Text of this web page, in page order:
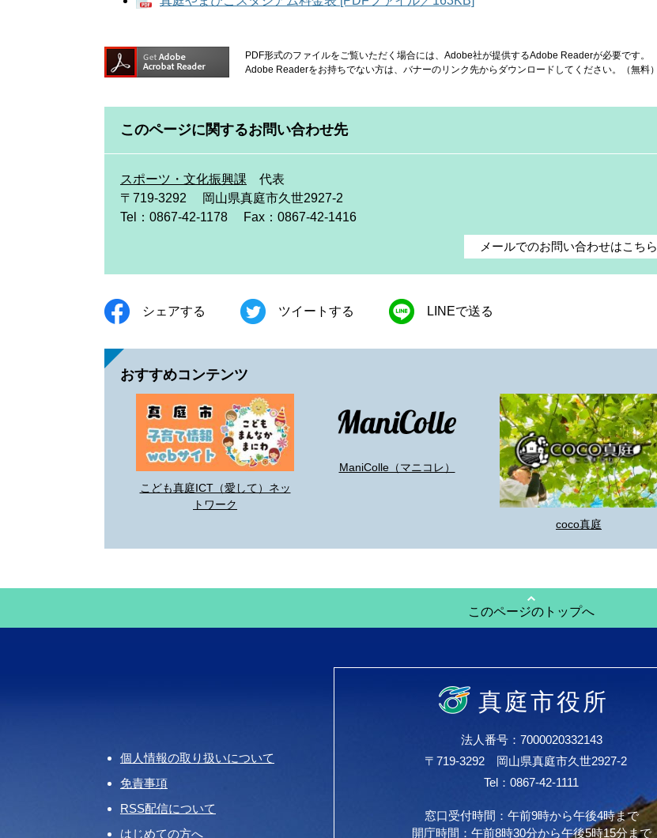
PDF形式のファイルをご覧いただく場合には、Adobe社が提供するAdobe Readerが必要です。
Adobe Readerをお持ちでない方は、バナーのリンク先からダウンロードしてください。（無料）
このページに関するお問い合わせ先
スポーツ・文化振興課
代表
〒719-3292
岡山県真庭市久世2927-2
Tel：0867-42-1178
Fax：0867-42-1416
メールでのお問い合わせはこちら
シェアする ツイートする LINEで送る
おすすめコンテンツ
こども真庭ICT（愛して）ネッ
トワーク
ManiColle（マニコレ）
coco真庭
このページのトップへ
個人情報の取り扱いについて
免責事項
RSS配信について
はじめての方へ
真庭市役所
法人番号：7000020332143
〒719-3292 岡山県真庭市久世2927-2
Tel：0867-42-1111
窓口受付時間：午前9時から午後4時まで
開庁時間：午前8時30分から午後5時15分まで